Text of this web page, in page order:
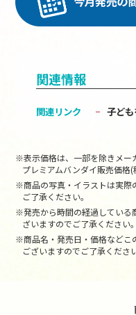
関連情報
関連リンク 子ど
※表示価格は、一部を除きメー
プレミアムバンダイ販売価格(
※商品の写真・イラストは実際
ご了承ください。
※発売から時間の経過している
ざいますのでご了承ください。
※商品名・発売日・価格などこ
ございますのでご了承ください